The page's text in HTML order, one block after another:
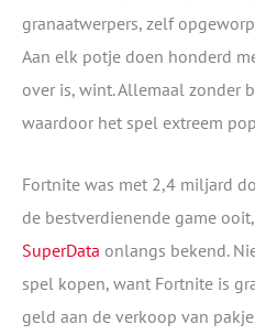
granaatwerpers, zelf
Aan elk potje doen honderd
over is, wint. Allemaal zonder
waardoor het spel extreem
Fortnite was met 2,4 miljard
de bestverdienende game
SuperData onlangs bekend.
spel kopen, want Fortnite is
geld aan de verkoop van